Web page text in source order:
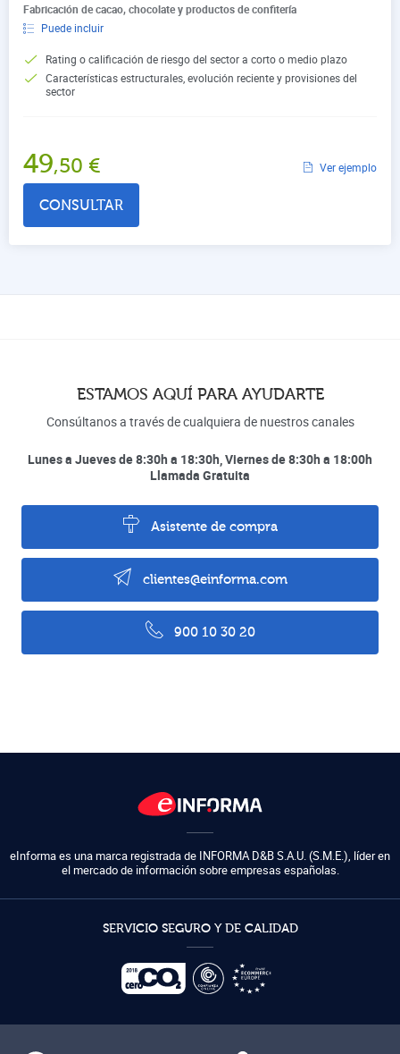
Fabricación de cacao, chocolate y productos de confitería
Puede incluir
Rating o calificación de riesgo del sector a corto o medio plazo
Características estructurales, evolución reciente y provisiones del
sector
49,50 € Ver ejemplo
CONSULTAR
ESTAMOS AQUÍ PARA AYUDARTE
Consúltanos a través de cualquiera de nuestros canales
Lunes a Jueves de 8:30h a 18:30h, Viernes de 8:30h a 18:00h
Llamada Gratuita
Asistente de compra
clientes@einforma.com
900 10 30 20
eInforma es una marca registrada de INFORMA D&B S.A.U. (S.M.E.), líder en
el mercado de información sobre empresas españolas.
SERVICIO SEGURO Y DE CALIDAD